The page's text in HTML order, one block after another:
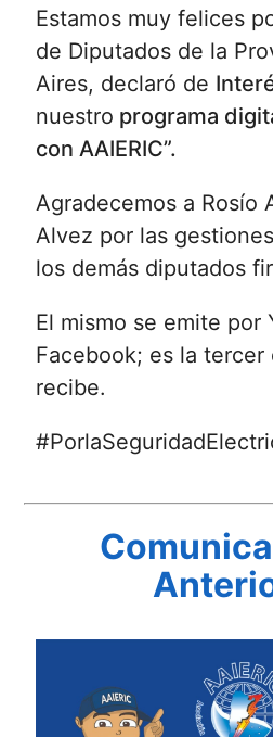
Estamos muy felices
de Diputados de la
Aires, declaró de
nuestro programa
con AAIERIC”.
Agradecemos a Rosío
Alvez por las
los demás diputados
El mismo se emite por
Facebook; es la tercer
recibe.